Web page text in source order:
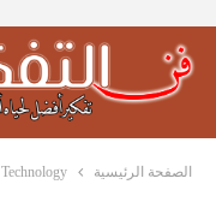
الصفحة الرئيسية Technology